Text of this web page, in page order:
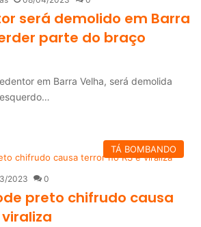
será demolido em Barra
parte do braço
em Barra Velha, será demolida
TÁ BOMBANDO
2023 0
preto chifrudo causa
viraliza